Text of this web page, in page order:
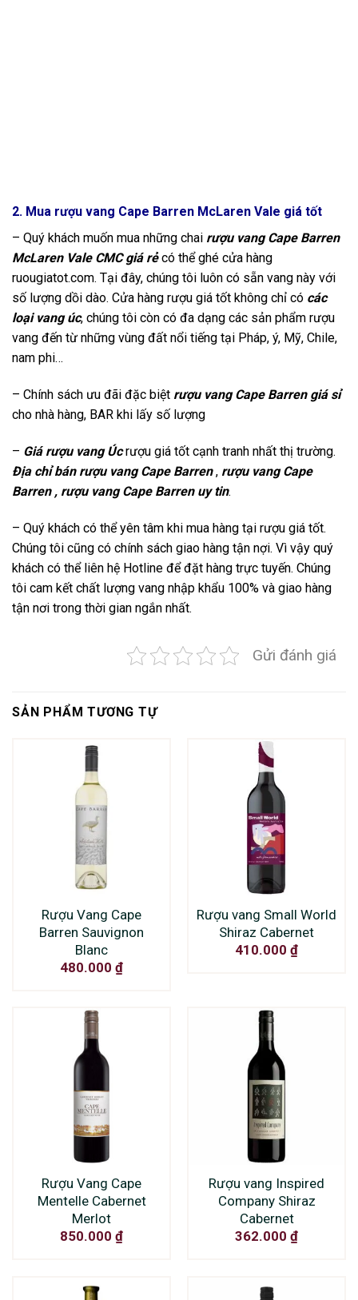
2. Mua rượu vang Cape Barren McLaren Vale giá tốt
– Quý khách muốn mua những chai rượu vang Cape Barren
McLaren Vale CMC giá rẻcó thể ghé cửa hàng
ruougiatot.com. Tại đây, chúng tôi luôn có sẵn vang này với
số lượng dồi dào. Cửa hàng rượu giá tốt không chỉ có các
loại vang úc, chúng tôi còn có đa dạng các sản phẩm rượu
vang đến từ những vùng đất nổi tiếng tại Pháp, ý, Mỹ, Chile,
nam phi…
– Chính sách ưu đãi đặc biệt rượu vang Cape Barren giá sỉ
cho nhà hàng, BAR khi lấy số lượng
– Giá rượu vang Úcrượu giá tốt cạnh tranh nhất thị trường.
Địa chỉ bán rượu vang Cape Barren, rượu vang Cape
Barren , rượu vang Cape Barren uy tin.
– Quý khách có thể yên tâm khi mua hàng tại rượu giá tốt.
Chúng tôi cũng có chính sách giao hàng tận nợi. Vì vậy quý
khách có thể liên hệ Hotline để đặt hàng trực tuyến. Chúng
tôi cam kết chất lượng vang nhập khẩu 100% và giao hàng
tận nơi trong thời gian ngắn nhất.
Gửi đánh giá
SẢN PHẨM TƯƠNG TỰ
Rượu Vang Cape
Barren Sauvignon
Blanc
480.000 ₫
Rượu vang Small World
Shiraz Cabernet
410.000 ₫
Rượu Vang Cape
Mentelle Cabernet
Merlot
850.000 ₫
Rượu vang Inspired
Company Shiraz
Cabernet
362.000 ₫